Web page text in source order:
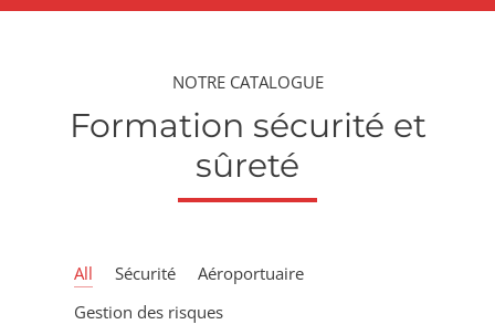
NOTRE CATALOGUE
Formation sécurité et
sûreté
All Sécurité
Aéroportuaire
Gestion des risques